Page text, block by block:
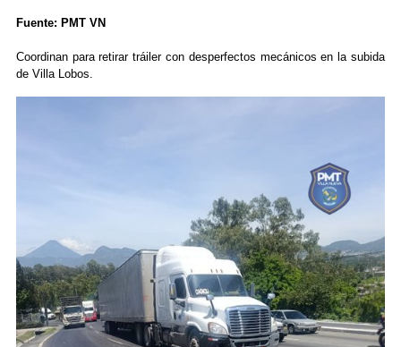
Fuente: PMT VN
Coordinan para retirar tráiler con desperfectos mecánicos en la subida
de Villa Lobos.